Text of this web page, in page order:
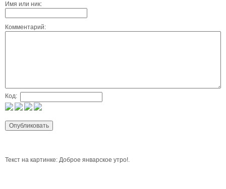
Имя или ник:
Комментарий:
Код:
Текст на картинке: Доброе январское утро!.